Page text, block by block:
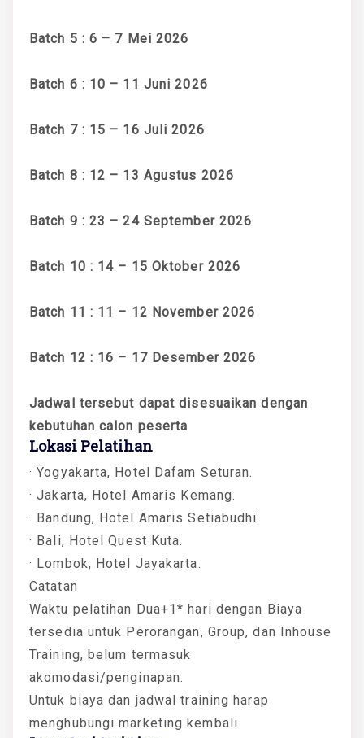
Batch 5 : 6 – 7 Mei 2026
Batch 6 : 10 – 11 Juni 2026
Batch 7 : 15 – 16 Juli 2026
Batch 8 : 12 – 13 Agustus 2026
Batch 9 : 23 – 24 September 2026
Batch 10 : 14 – 15 Oktober 2026
Batch 11 : 11 – 12 November 2026
Batch 12 : 16 – 17 Desember 2026
Jadwal tersebut dapat disesuaikan dengan
kebutuhan calon peserta
Lokasi Pelatihan
· Yogyakarta, Hotel Dafam Seturan.
· Jakarta, Hotel Amaris Kemang.
· Bandung, Hotel Amaris Setiabudhi.
· Bali, Hotel Quest Kuta.
· Lombok, Hotel Jayakarta.
Catatan
Waktu pelatihan Dua+1* hari dengan Biaya
tersedia untuk Perorangan, Group, dan Inhouse
Training, belum termasuk
akomodasi/penginapan.
Untuk biaya dan jadwal training harap
menghubungi marketing kembali